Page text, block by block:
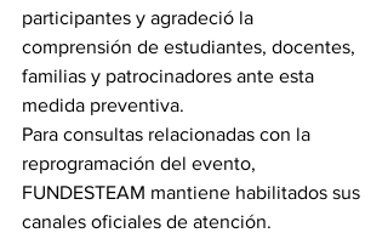
participantes y agradeció la
comprensión de estudiantes, docentes,
familias y patrocinadores ante esta
medida preventiva.
Para consultas relacionadas con la
reprogramación del evento,
FUNDESTEAM mantiene habilitados sus
canales oficiales de atención.